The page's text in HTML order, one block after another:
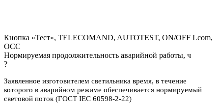
Кнопка «Тест», TELECOMAND, AUTOTEST, ON/OFF Lcom,
OCC
Нормируемая продолжительность аварийной работы, ч
?
Заявленное изготовителем светильника время, в течение
которого в аварийном режиме обеспечивается нормируемый
световой поток (ГОСТ IEC 60598-2-22)